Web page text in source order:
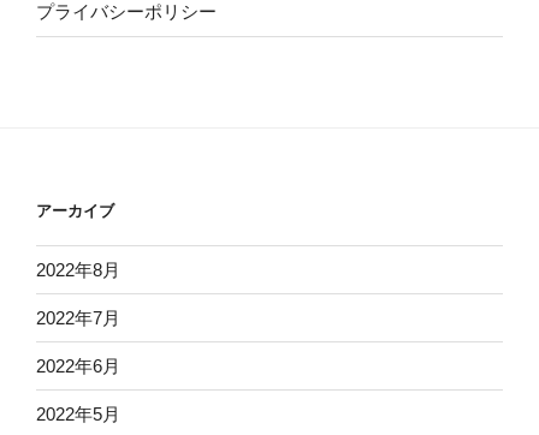
プライバシーポリシー
アーカイブ
2022年8月
2022年7月
2022年6月
2022年5月